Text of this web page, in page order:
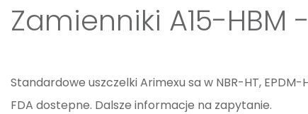
Zamienniki A15-HBM
Standardowe uszczelki Arimexu sa w NBR-HT, EPDM-
FDA dostepne. Dalsze informacje na zapytanie.